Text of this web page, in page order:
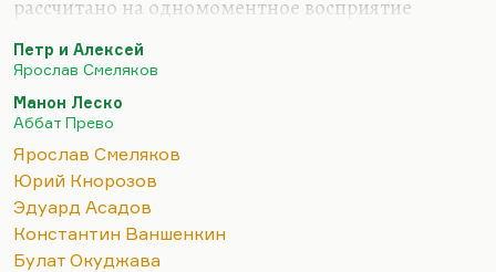
рассчитано на одномоментное восприятие
слепоты, когда ему приходилось стихи
воспринимать не глазами, а по памяти,
звуковыми массивами. Он был талантливый
человек и храбрый, но, конечно, его поэзия — это
образец банальщины и гладкописи. Хотя когда
он острит, он, мне кажется, более адекватен, так
сказать. Нельзя сомневаться в его высокой
человеческой порядочности.
Петр и Алексей
Ярослав Смеляков
Манон Леско
Аббат Прево
Ярослав Смеляков
Юрий Кнорозов
Эдуард Асадов
Константин Ваншенкин
Булат Окуджава